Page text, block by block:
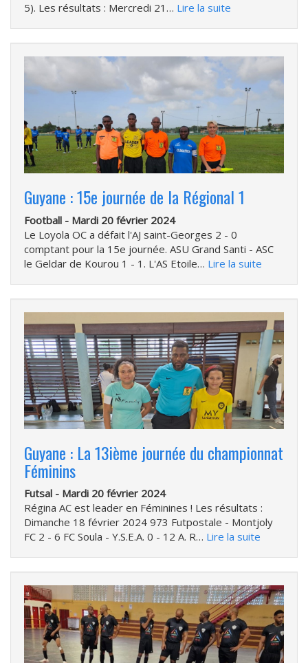
5). Les résultats : Mercredi 21… Lire la suite
Guyane : 15e journée de la Régional 1
Football - Mardi 20 février 2024
Le Loyola OC a défait l'AJ saint-Georges 2 - 0
comptant pour la 15e journée. ASU Grand Santi - ASC
le Geldar de Kourou 1 - 1. L'AS Etoile… Lire la suite
Guyane : La 13ième journée du championnat
Féminins
Futsal - Mardi 20 février 2024
Régina AC est leader en Féminines ! Les résultats :
Dimanche 18 février 2024 973 Futpostale - Montjoly
FC 2 - 6 FC Soula - Y.S.E.A. 0 - 12 A. R… Lire la suite